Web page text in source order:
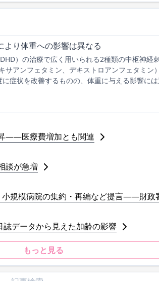
より体重への影響は異なる
）の治療で広く用いられる2種類の中枢神経刺
アンフェタミン、デキストロアンフェタミン
症状を改善するものの、体重に与える影響には
――医療費増加とも関連
談が急増
規模病院の集約・再編など提言――財政
データから見えた加齢の影響
もっと見る